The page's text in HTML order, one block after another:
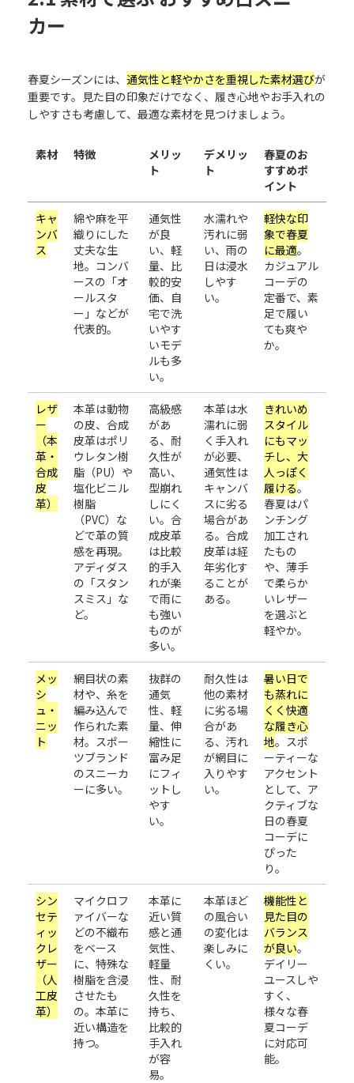
カー
春夏シーズンには、 通気性と軽やかさを重視した素材選びが
重要です。見た目の印象だけでなく、履き心地やお手入れの
しやすさも考慮して、最適な素材を見つけましょう。
素材 特徴
メリッ
ト
デメリッ
ト
春夏のお
すすめポ
イント
キャ
ンバ
ス
綿や麻を平
織りにした
丈夫な生
地。コンバ
ースの「オ
ールスタ
ー」などが
代表的。
通気性
が良
い、軽
量、比
較的安
価、自
宅で洗
いやす
いモデ
ルも多
い。
水濡れや
汚れに弱
い、雨の
日は浸水
しやす
い。
軽快な印
象で春夏
に最適。
カジュアル
コーデの
定番で、素
足で履い
ても爽や
か。
レザ
ー
（本
革・
合成
皮
革）
本革は動物
の皮、合成
皮革はポリ
ウレタン樹
脂（PU）や
塩化ビニル
樹脂
（PVC）な
どで革の質
感を再現。
アディダス
の「スタン
スミス」な
ど。
高級感
があ
る、耐
久性が
高い、
型崩れ
しにく
い。合
成皮革
は比較
的手入
れが楽
で雨に
も強い
ものが
多い。
本革は水
濡れに弱
く手入れ
が必要、
通気性は
キャンバ
スに劣る
場合があ
る。合成
皮革は経
年劣化す
ることが
ある。
きれいめ
スタイル
にもマッ
チし、大
人っぽく
履ける。
春夏はパ
ンチング
加工され
たもの
や、薄手
で柔らか
いレザー
を選ぶと
軽やか。
メッ
シ
ュ・
ニッ
ト
網目状の素
材や、糸を
編み込んで
作られた素
材。スポー
ツブランド
のスニーカ
ーに多い。
抜群の
通気
性、軽
量、伸
縮性に
富み足
にフィ
ットし
やす
い。
耐久性は
他の素材
に劣る場
合があ
る、汚れ
が網目に
入りやす
い。
暑い日で
も蒸れに
くく快適
な履き心
地。スポ
ーティーな
アクセント
として、ア
クティブな
日の春夏
コーデに
ぴった
り。
シン
セテ
ィッ
クレ
ザー
（人
工皮
革）
マイクロフ
ァイバーな
どの不織布
をベース
に、特殊な
樹脂を含浸
させたも
の。本革に
近い構造を
持つ。
本革に
近い質
感と通
気性、
軽量
性、耐
久性を
持ち、
比較的
手入れ
が容
易。
本革ほど
の風合い
の変化は
楽しみに
くい。
機能性と
見た目の
バランス
が良い。
デイリー
ユースしや
すく、
様々な春
夏コーデ
に対応可
能。